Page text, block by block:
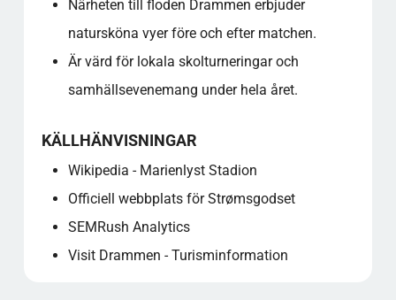
Närheten till floden Drammen erbjuder
natursköna vyer före och efter matchen.
Är värd för lokala skolturneringar och
samhällsevenemang under hela året.
KÄLLHÄNVISNINGAR
Wikipedia - Marienlyst Stadion
Officiell webbplats för Strømsgodset
SEMRush Analytics
Visit Drammen - Turisminformation